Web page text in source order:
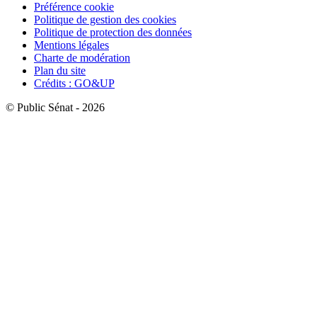
Préférence cookie
Politique de gestion des cookies
Politique de protection des données
Mentions légales
Charte de modération
Plan du site
Crédits : GO&UP
© Public Sénat - 2026